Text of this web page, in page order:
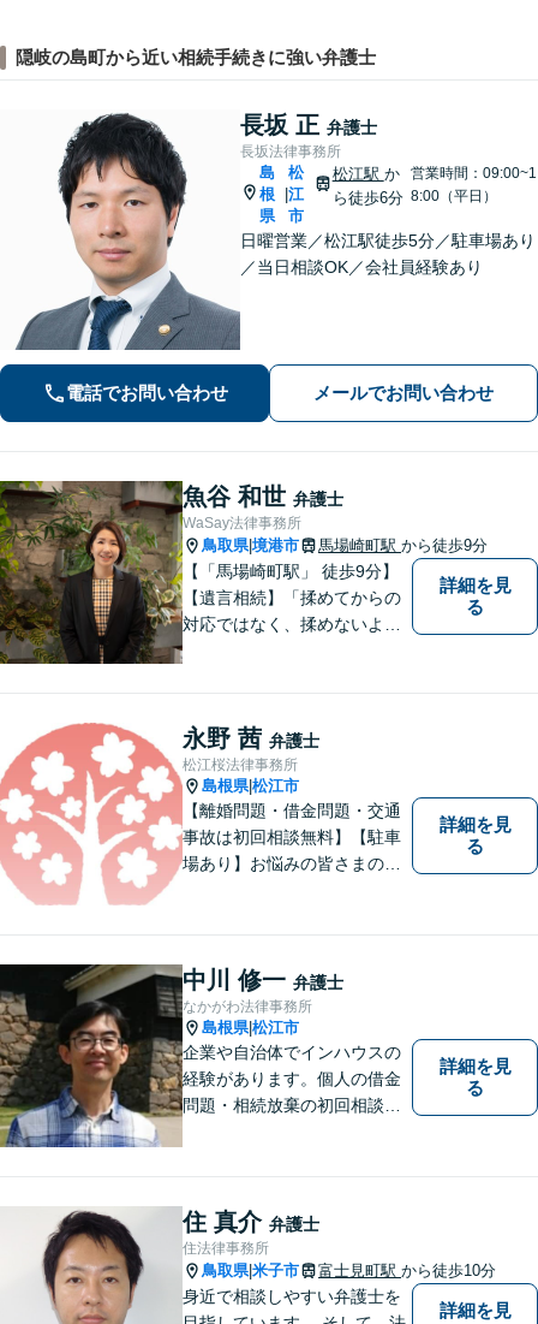
隠岐の島町から近い相続手続きに強い弁護士
長坂 正 弁護士
長坂法律事務所
島
根
県
松
江
市
松江駅 か
ら徒歩6分
営業時間：09:00~1
8:00（平日）
日曜営業／松江駅徒歩5分／駐車場あり
／当日相談OK／会社員経験あり
電話でお問い合わせ メールでお問い合わせ
魚谷 和世 弁護士
WaSay法律事務所
鳥取県|境港市 馬場崎町駅 から徒歩9分
【「馬場崎町駅」 徒歩9分】
【遺言相続】「揉めてからの
対応ではなく、揉めないよう
決を目指します。 どんな些細
なことでもお気軽にご相談く
ださい。【弁護士歴15年以
上】
詳細を見
る
永野 茜 弁護士
松江桜法律事務所
島根県|松江市
【離婚問題・借金問題・交通
事故は初回相談無料】【駐車
場あり】お悩みの皆さまの気
いりたいと思います。丁寧な
説明で適切かつ迅速な解決を
目指します。
詳細を見
る
中川 修一 弁護士
なかがわ法律事務所
島根県|松江市
企業や自治体でインハウスの
経験があります。個人の借金
問題・相続放棄の初回相談
詳細を見
る
住 真介 弁護士
住法律事務所
鳥取県|米子市 富士見町駅 から徒歩10分
身近で相談しやすい弁護士を
詳細を見